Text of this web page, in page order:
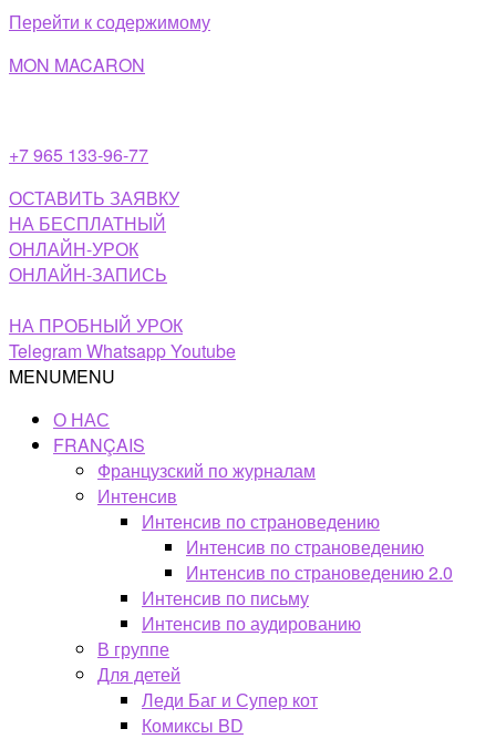
Перейти к содержимому
MON MACARON
+7 965 133-96-77
ОСТАВИТЬ ЗАЯВКУ
НА БЕСПЛАТНЫЙ
ОНЛАЙН-УРОК
ОНЛАЙН-ЗАПИСЬ
НА ПРОБНЫЙ УРОК
TelegramWhatsappYoutube
MENUMENU
О НАС
FRANÇAIS
Французский по журналам
Интенсив
Интенсив по страноведению
Интенсив по страноведению
Интенсив по страноведению 2.0
Интенсив по письму
Интенсив по аудированию
В группе
Для детей
Леди Баг и Супер кот
Комиксы BD